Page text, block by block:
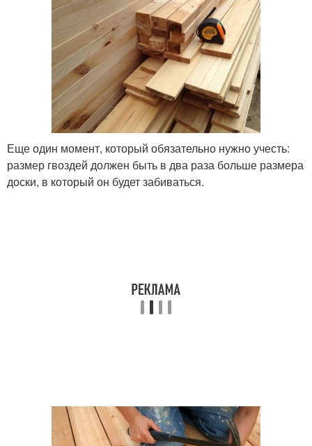
Еще один момент, который обязательно нужно учесть:
размер гвоздей должен быть в два раза больше размера
доски, в который он будет забиваться.